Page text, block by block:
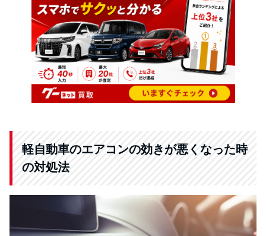
軽自動車のエアコンの効きが悪くなった時
の対処法